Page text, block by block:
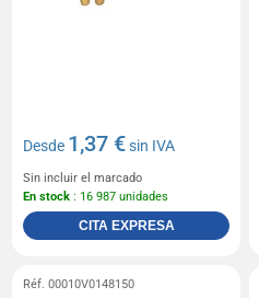
Desde 1,37 €sin IVA
Sin incluir el marcado
En stock : 16 987 unidades
CITA EXPRESA
Réf. 00010V0148150